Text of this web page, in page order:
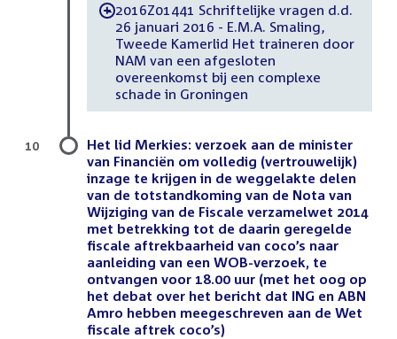
-2016Z01441 Schriftelijke vragen d.d.
26 januari 2016 - E.M.A. Smaling,
Tweede Kamerlid Het traineren door
NAM van een afgesloten
overeenkomst bij een complexe
schade in Groningen
Het lid Merkies: verzoek aan de minister
van Financiën om volledig (vertrouwelijk)
inzage te krijgen in de weggelakte delen
van de totstandkoming van de Nota van
Wijziging van de Fiscale verzamelwet 2014
met betrekking tot de daarin geregelde
fiscale aftrekbaarheid van coco’s naar
aanleiding van een WOB-verzoek, te
ontvangen voor 18.00 uur (met het oog op
het debat over het bericht dat ING en ABN
Amro hebben meegeschreven aan de Wet
fiscale aftrek coco’s)
10